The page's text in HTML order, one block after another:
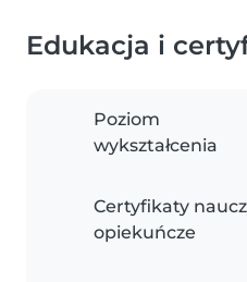
Edukacja i
Poziom
wykształcenia
Certyfikaty
opiekuńcze